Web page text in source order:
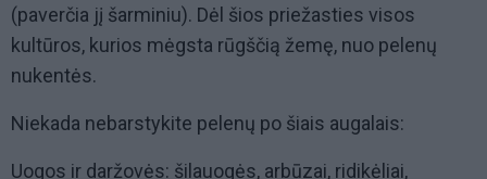
(paverčia jį šarminiu). Dėl šios priežasties visos
kultūros, kurios mėgsta rūgščią žemę, nuo pelenų
nukentės.
Niekada nebarstykite pelenų po šiais augalais:
Uogos ir daržovės: šilauogės, arbūzai, ridikėliai,